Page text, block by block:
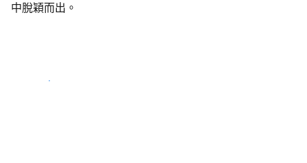
中脫穎而出。
立即開始吧